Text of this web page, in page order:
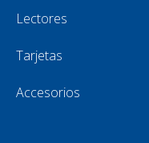
Lectores
Tarjetas
Accesorios